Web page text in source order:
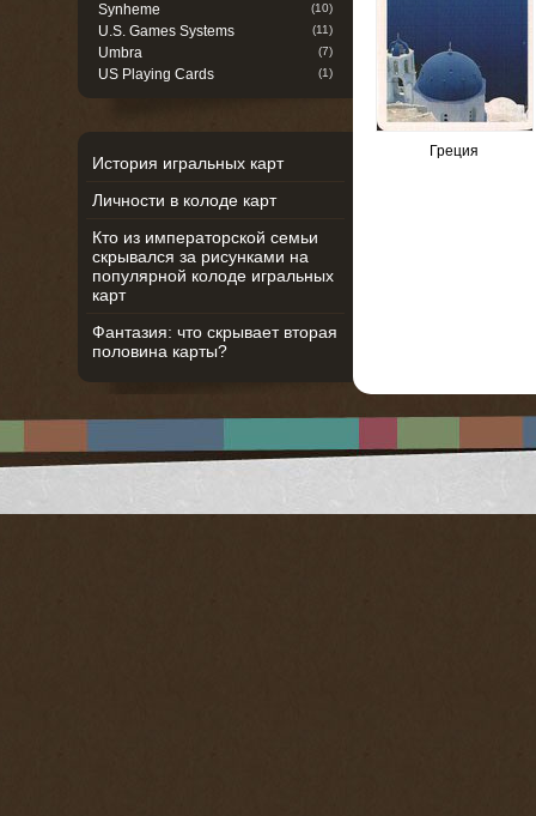
(10)
Synheme
(11)
U.S. Games Systems
(7)
Umbra
(1)
US Playing Cards
История игральных карт
Личности в колоде карт
Кто из императорской семьи
скрывался за рисунками на
популярной колоде игральных
карт
Фантазия: что скрывает вторая
половина карты?
Греция